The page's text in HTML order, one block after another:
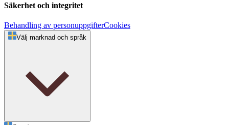
Säkerhet och integritet
Behandling av personuppgifterCookies
Välj marknad och språk